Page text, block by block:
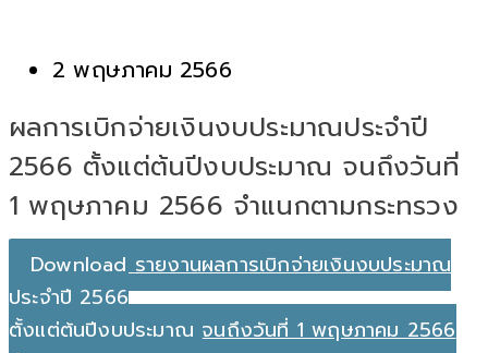
2 พฤษภาคม 2566
ผลการเบิกจ่ายเงินงบประมาณประจำปี
2566 ตั้งแต่ต้นปีงบประมาณ จนถึงวันที่
1 พฤษภาคม 2566 จำแนกตามกระทรวง
Download รายงานผลการเบิกจ่ายเงินงบประมาณ
ประจำปี 2566
ตั้งแต่ต้นปีงบประมาณ จนถึงวันที่ 1 พฤษภาคม 2566